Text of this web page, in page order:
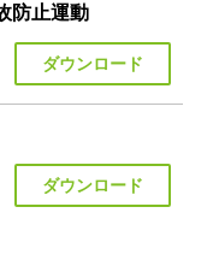
防止運動
ダウンロード
ダウンロード